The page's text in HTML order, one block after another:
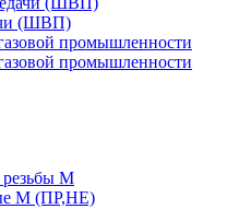
(ШВП)
промышленности
промышленности
резьбы М
М (ПР,НЕ)